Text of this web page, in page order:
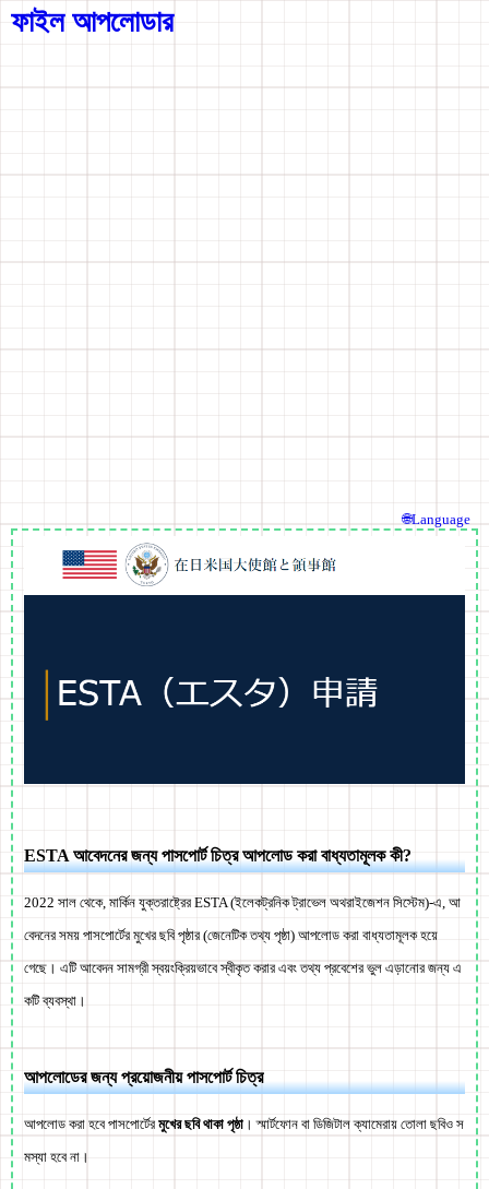
ফাইল আপলোডার
ESTA আবেদনের জন্য পাসপোর্ট চিত্র আপলোড করা বাধ্যতামূলক কী?
2022 সাল থেকে, মার্কিন যুক্তরাষ্ট্রের ESTA (ইলেকট্রনিক ট্রাভেল অথরাইজেশন সিস্টেম)-এ, আ
বেদনের সময় পাসপোর্টের মুখের ছবি পৃষ্ঠার (জেনেটিক তথ্য পৃষ্ঠা) আপলোড করা বাধ্যতামূলক হয়ে
গেছে। এটি আবেদন সামগ্রী স্বয়ংক্রিয়ভাবে স্বীকৃত করার এবং তথ্য প্রবেশের ভুল এড়ানোর জন্য এ
কটি ব্যবস্থা।
আপলোডের জন্য প্রয়োজনীয় পাসপোর্ট চিত্র
আপলোড করা হবে পাসপোর্টের মুখের ছবি থাকা পৃষ্ঠা । স্মার্টফোন বা ডিজিটাল ক্যামেরায় তোলা ছবিও স
মস্যা হবে না।
🌐Language